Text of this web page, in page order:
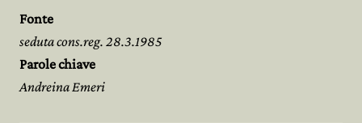
Fonte
seduta cons.reg. 28.3.1985
Parole chiave
Andreina Emeri